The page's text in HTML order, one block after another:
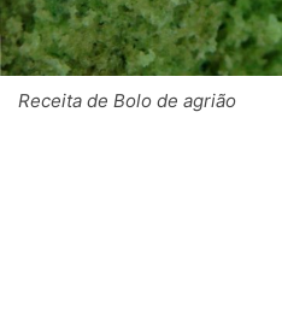
Receita de Bolo de agrião